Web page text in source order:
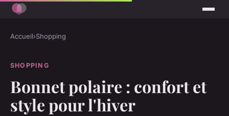
Accueil›Shopping
SHOPPING
Bonnet polaire : confort et
style pour l'hiver